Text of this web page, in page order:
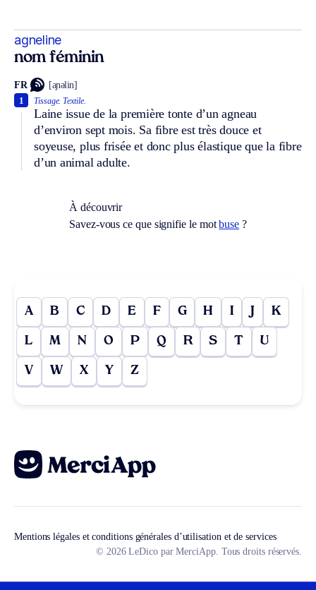
agneline
nom féminin
FR [aɲəlin]
Tissage. Textile.
Laine issue de la première tonte d’un agneau
d’environ sept mois. Sa fibre est très douce et
soyeuse, plus frisée et donc plus élastique que la fibre
d’un animal adulte.
1
À découvrir
Savez-vous ce que signifie le motbuse ?
A B C D E F G H I J K
L M N O P Q R S T U
V W X Y Z
Mentions légales et conditions générales d’utilisation et de services
© 2026 LeDico par MerciApp. Tous droits réservés.